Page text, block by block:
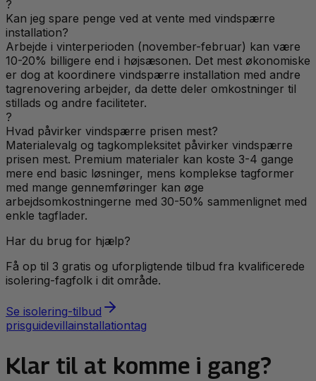
?
Kan jeg spare penge ved at vente med vindspærre
installation?
Arbejde i vinterperioden (november-februar) kan være
10-20% billigere end i højsæsonen. Det mest økonomiske
er dog at koordinere vindspærre installation med andre
tagrenovering arbejder, da dette deler omkostninger til
stillads og andre faciliteter.
?
Hvad påvirker vindspærre prisen mest?
Materialevalg og tagkompleksitet påvirker vindspærre
prisen mest. Premium materialer kan koste 3-4 gange
mere end basic løsninger, mens komplekse tagformer
med mange gennemføringer kan øge
arbejdsomkostningerne med 30-50% sammenlignet med
enkle tagflader.
Har du brug for hjælp?
Få op til 3 gratis og uforpligtende tilbud fra kvalificerede
isolering-fagfolk i dit område.
Se isolering-tilbud
prisguidevillainstallationtag
Klar til at komme i gang?